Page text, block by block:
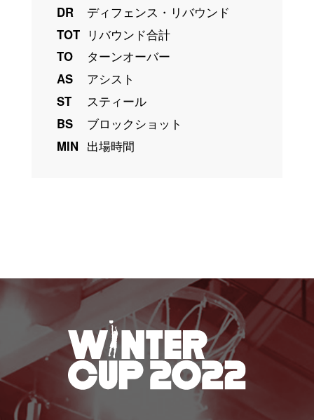
DR
ディフェンス・リバウンド
TOT リバウンド合計
TO
ターンオーバー
AS
アシスト
ST
スティール
BS
ブロックショット
MIN 出場時間